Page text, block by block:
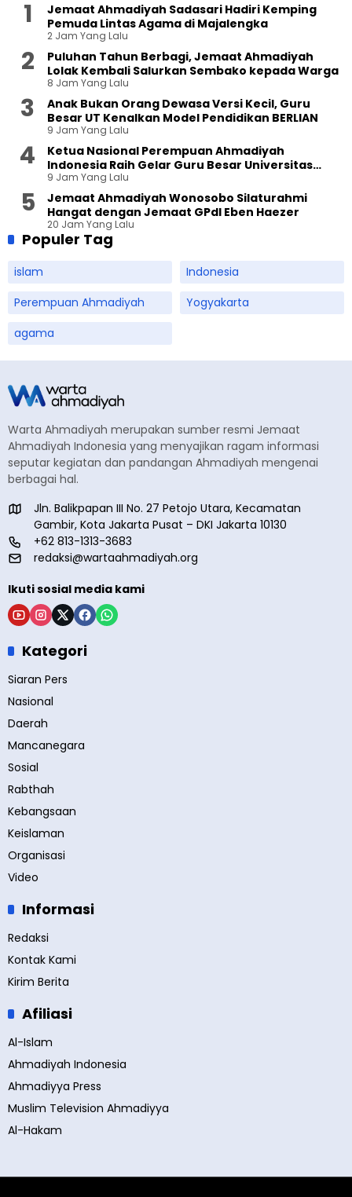
Jemaat Ahmadiyah Sadasari Hadiri Kemping
Pemuda Lintas Agama di Majalengka
2 Jam Yang Lalu
Puluhan Tahun Berbagi, Jemaat Ahmadiyah
Lolak Kembali Salurkan Sembako kepada Warga
8 Jam Yang Lalu
Anak Bukan Orang Dewasa Versi Kecil, Guru
Besar UT Kenalkan Model Pendidikan BERLIAN
9 Jam Yang Lalu
Ketua Nasional Perempuan Ahmadiyah
Indonesia Raih Gelar Guru Besar Universitas
Terbuka
9 Jam Yang Lalu
Jemaat Ahmadiyah Wonosobo Silaturahmi
Hangat dengan Jemaat GPdI Eben Haezer
20 Jam Yang Lalu
Populer Tag
islam
Indonesia
Perempuan Ahmadiyah
Yogyakarta
agama
Warta Ahmadiyah merupakan sumber resmi Jemaat
Ahmadiyah Indonesia yang menyajikan ragam informasi
seputar kegiatan dan pandangan Ahmadiyah mengenai
berbagai hal.
Jln. Balikpapan III No. 27 Petojo Utara, Kecamatan
Gambir, Kota Jakarta Pusat – DKI Jakarta 10130
+62 813-1313-3683
redaksi@wartaahmadiyah.org
Ikuti sosial media kami
Kategori
Siaran Pers
Nasional
Daerah
Mancanegara
Sosial
Rabthah
Kebangsaan
Keislaman
Organisasi
Video
Informasi
Redaksi
Kontak Kami
Kirim Berita
Afiliasi
Al-Islam
Ahmadiyah Indonesia
Ahmadiyya Press
Muslim Television Ahmadiyya
Al-Hakam